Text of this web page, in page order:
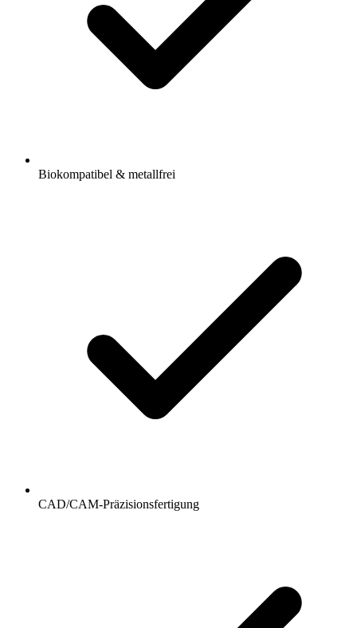
Biokompatibel & metallfrei
CAD/CAM-Präzisionsfertigung